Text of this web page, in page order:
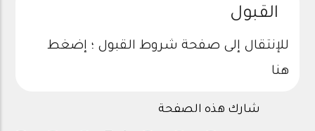
القبول
للإنتقال إلى صفحة شروط القبول ؛ إضغط
هنا
شارك هذه الصفحة